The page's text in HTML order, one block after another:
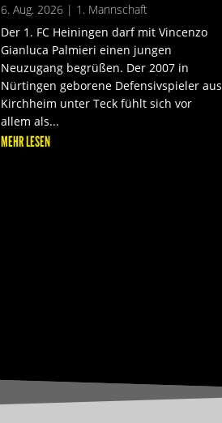
6. Aug. 2026 | 1. Mannschaft
Der 1. FC Heiningen darf mit Vincenzo
Gianluca Palmieri einen jungen
Neuzugang begrüßen. Der 2007 in
Nürtingen geborene Defensivspieler aus
Kirchheim unter Teck fühlt sich vor
allem als...
MEHR LESEN